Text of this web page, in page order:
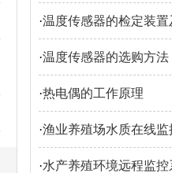
·温度传感器的检定装置
·温度传感器的选购方法
·热电偶的工作原理
·渔业养殖场水质在线
·水产养殖环境远程监